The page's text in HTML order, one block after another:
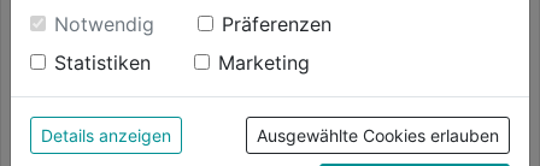
Rostumwandler Spray 500ml Ultra-Primer 750ml
Einwilligung werden die Daten von Drittanbieter,
unter anderem auch in den USA, verarbeitet.
Durch Klick auf "Alle Cookies erlauben" stimmst du
der Verwendung aller Cookies zu. Unter "Details
anzeigen" findest du alle Infos zu den
unterschiedlichen Cookies, unter "Cookies
Notwendig
Präferenzen
Statistiken
Marketing
Details anzeigen Ausgewählte Cookies erlauben